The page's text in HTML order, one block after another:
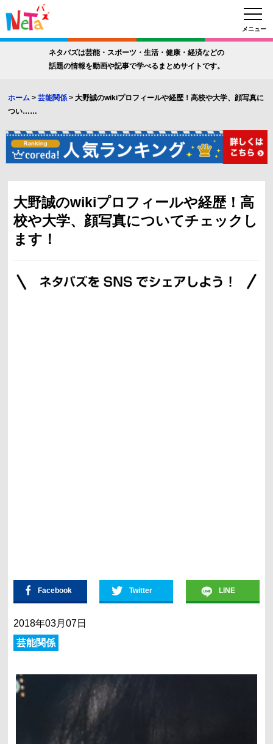
メニュー
ネタバズは芸能・スポーツ・生活・健康・経済などの
話題の情報を動画や記事で学べるまとめサイトです。
ホーム >芸能関係 >大野誠のwikiプロフィールや経歴！高校や大学、顔写真に
つい……
大野誠のwikiプロフィールや経歴！高
校や大学、顔写真についてチェックし
ます！
Facebook Twitter LINE
2018年03月07日
芸能関係